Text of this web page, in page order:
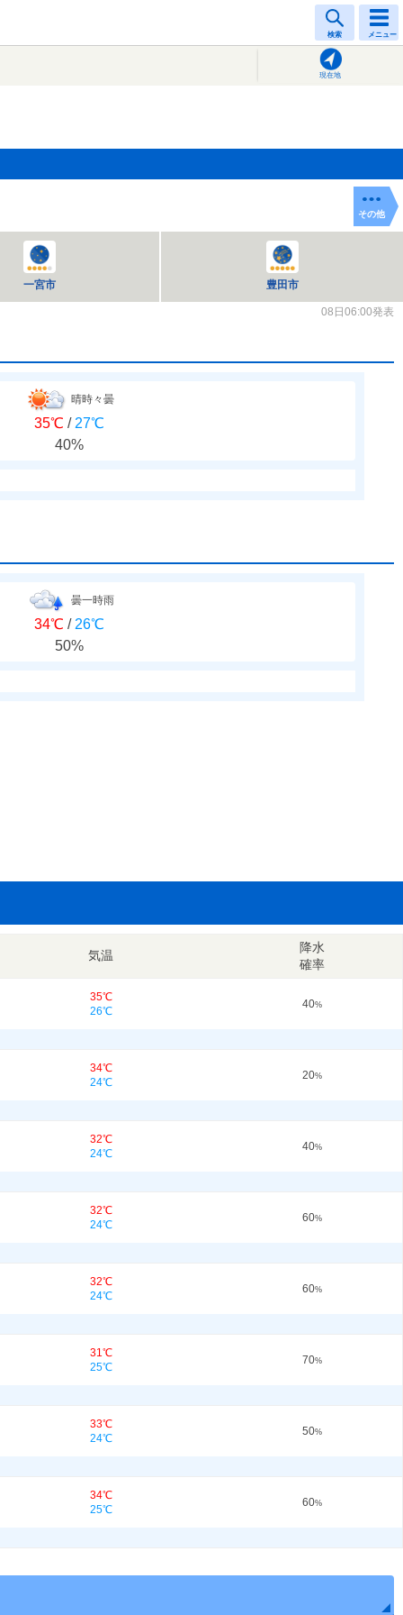
検索 メニュー
現在地
一宮市 豊田市
その他
08日06:00発表
晴時々曇
35℃ / 27℃
40%
曇一時雨
34℃ / 26℃
50%
気温
降水
確率
35℃
26℃
40%
34℃
24℃
20%
32℃
24℃
40%
32℃
24℃
60%
32℃
24℃
60%
31℃
25℃
70%
33℃
24℃
50%
34℃
25℃
60%